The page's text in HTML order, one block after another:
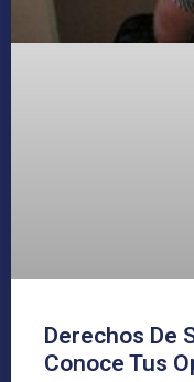
Derechos De
Conoce Tus